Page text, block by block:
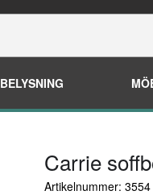
BELYSNING
Carrie
Artikelnummer: 3554